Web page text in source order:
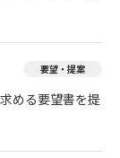
要望・提案
める要望書を提